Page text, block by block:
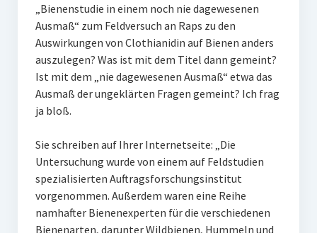
„Bienenstudie in einem noch nie dagewesenen
Ausmaß“ zum Feldversuch an Raps zu den
Auswirkungen von Clothianidin auf Bienen anders
auszulegen? Was ist mit dem Titel dann gemeint?
Ist mit dem „nie dagewesenen Ausmaß“ etwa das
Ausmaß der ungeklärten Fragen gemeint? Ich frag
ja bloß.
Sie schreiben auf Ihrer Internetseite: „Die
Untersuchung wurde von einem auf Feldstudien
spezialisierten Auftragsforschungsinstitut
vorgenommen. Außerdem waren eine Reihe
namhafter Bienenexperten für die verschiedenen
Bienenarten, darunter Wildbienen, Hummeln und